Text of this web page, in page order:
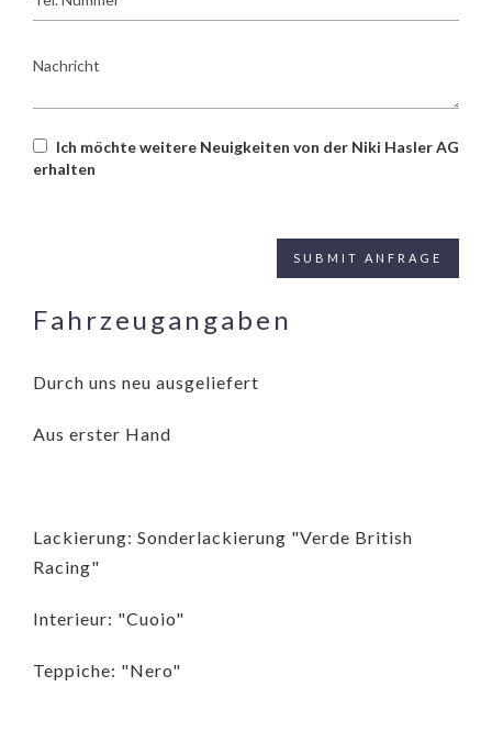
Nummer
Ich möchte weitere Neuigkeiten von der Niki Hasler AG
erhalten
Fahrzeugangaben
Durch uns neu ausgeliefert
Aus erster Hand
Lackierung: Sonderlackierung "Verde British
Racing"
Interieur: "Cuoio"
Teppiche: "Nero"